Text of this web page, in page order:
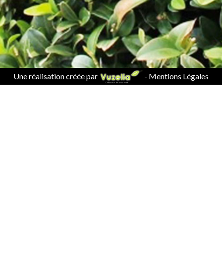
Une réalisation créée par - Mentions Légales